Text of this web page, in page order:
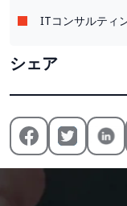
ITコンサルティ
シェア